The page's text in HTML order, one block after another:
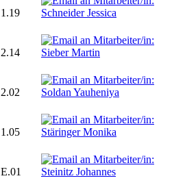
1.19
2.14
2.02
1.05
E.01